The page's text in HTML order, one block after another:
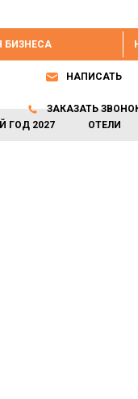
БИЗНЕСА
ГОД 2027 ОТЕЛИ
НАПИСАТЬ
ЗАКАЗАТЬ